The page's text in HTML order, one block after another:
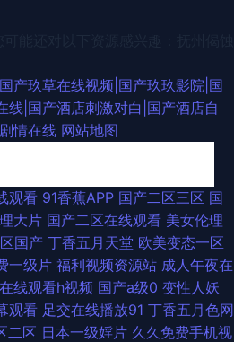
产玖草在线视频|国产玖玖影院|国
线|国产酒店刺激对白|国产酒店自
情在线 网站地图
自拍网 国产超踫AV 狠狠撸123 久久精品
韩 中文字幕日本私人 97在线视频亚洲 国产
av影院 人人妻人人搞人人 一本道免费视频
热人人中出 激情国产 玖操视频一二三区 欧
观看 91香蕉APP 国产二区三区 国
大片 国产二区在线观看 美女伦理
国产 丁香五月天堂 欧美变态一区
一级片 福利视频资源站 成人午夜在
在线观看h视频 国产a级0 变性人妖
观看 足交在线播放91 丁香五月色网
二区 日本一级婬片 久久免费手机视